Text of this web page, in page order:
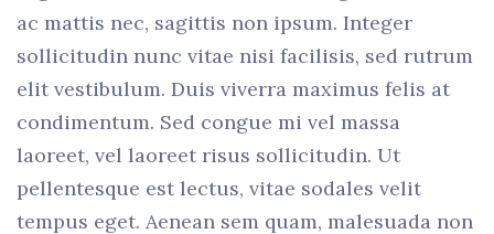
ac mattis nec, sagittis non ipsum. Integer
sollicitudin nunc vitae nisi facilisis, sed rutrum
elit vestibulum. Duis viverra maximus felis at
condimentum. Sed congue mi vel massa
laoreet, vel laoreet risus sollicitudin. Ut
pellentesque est lectus, vitae sodales velit
tempus eget. Aenean sem quam, malesuada non